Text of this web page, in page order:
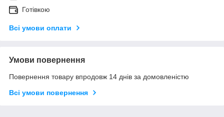
Готівкою
Всі умови оплати
Умови повернення
Повернення товару впродовж 14 днів за домовленістю
Всі умови повернення